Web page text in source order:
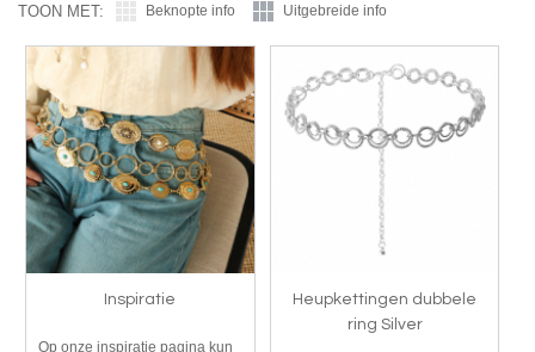
TOON MET: Beknopte info Uitgebreide info
Inspiratie
Op onze inspiratie pagina kun
Heupkettingen dubbele
ring Silver